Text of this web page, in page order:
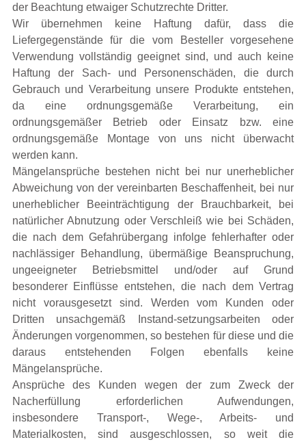
der Beachtung etwaiger Schutzrechte Dritter.
Wir übernehmen keine Haftung dafür, dass die
Liefergegenstände für die vom Besteller vorgesehene
Verwendung vollständig geeignet sind, und auch keine
Haftung der Sach- und Personenschäden, die durch
Gebrauch und Verarbeitung unsere Produkte entstehen,
da eine ordnungsgemäße Verarbeitung, ein
ordnungsgemäßer Betrieb oder Einsatz bzw. eine
ordnungsgemäße Montage von uns nicht überwacht
werden kann.
Mängelansprüche bestehen nicht bei nur unerheblicher
Abweichung von der vereinbarten Beschaffenheit, bei nur
unerheblicher Beeinträchtigung der Brauchbarkeit, bei
natürlicher Abnutzung oder Verschleiß wie bei Schäden,
die nach dem Gefahrübergang infolge fehlerhafter oder
nachlässiger Behandlung, übermäßige Beanspruchung,
ungeeigneter Betriebsmittel und/oder auf Grund
besonderer Einflüsse entstehen, die nach dem Vertrag
nicht vorausgesetzt sind. Werden vom Kunden oder
Dritten unsachgemäß Instand-setzungsarbeiten oder
Änderungen vorgenommen, so bestehen für diese und die
daraus entstehenden Folgen ebenfalls keine
Mängelansprüche.
Ansprüche des Kunden wegen der zum Zweck der
Nacherfüllung erforderlichen Aufwendungen,
insbesondere Transport-, Wege-, Arbeits- und
Materialkosten, sind ausgeschlossen, so weit die